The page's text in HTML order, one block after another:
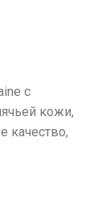
с
кожи,
качество,